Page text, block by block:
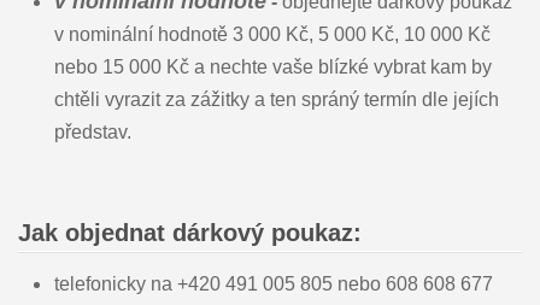
v nominální hodnotě 3 000 Kč, 5 000 Kč, 10 000 Kč
nebo 15 000 Kč a nechte vaše blízké vybrat kam by
chtěli vyrazit za zážitky a ten spráný termín dle jejích
představ.
Jak objednat dárkový poukaz:
telefonicky na +420 491 005 805 nebo 608 608 677